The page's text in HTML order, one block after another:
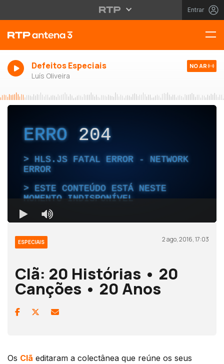
Entrar
Defeitos Especiais
Luís Oliveira
NO AR
ESPECIAIS 2 ago, 2016, 17:03
Clã: 20 Histórias • 20
Canções • 20 Anos
Os Clã editaram a colectânea que reúne os seus